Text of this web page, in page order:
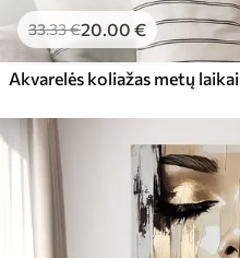
33.33€20.00 €
Akvarelės koliažas metų laikai